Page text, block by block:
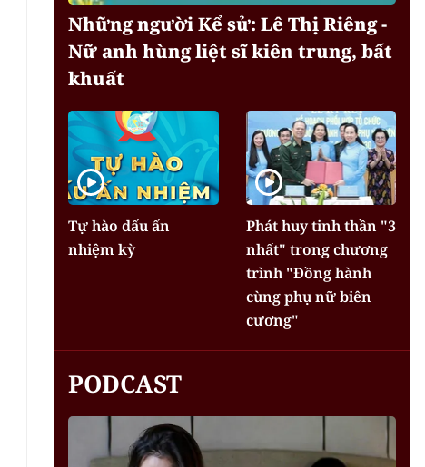
Những người Kể sử: Lê Thị Riêng -
Nữ anh hùng liệt sĩ kiên trung, bất
khuất
Tự hào dấu ấn
nhiệm kỳ
Phát huy tinh thần "3
nhất" trong chương
trình "Đồng hành
cùng phụ nữ biên
cương"
PODCAST